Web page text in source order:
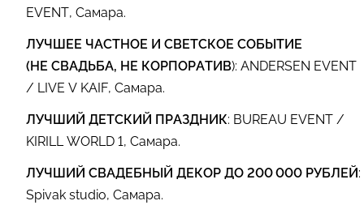
EVENT, Самара.
ЛУЧШЕЕ ЧАСТНОЕ И СВЕТСКОЕ СОБЫТИЕ
(НЕ СВАДЬБА, НЕ КОРПОРАТИВ): ANDERSEN EVENT
/ LIVE V KAIF, Самара.
ЛУЧШИЙ ДЕТСКИЙ ПРАЗДНИК: BUREAU EVENT /
KIRILL WORLD 1, Самара.
ЛУЧШИЙ СВАДЕБНЫЙ ДЕКОР ДО 200 000 РУБЛЕЙ :
Spivak studio, Самара.